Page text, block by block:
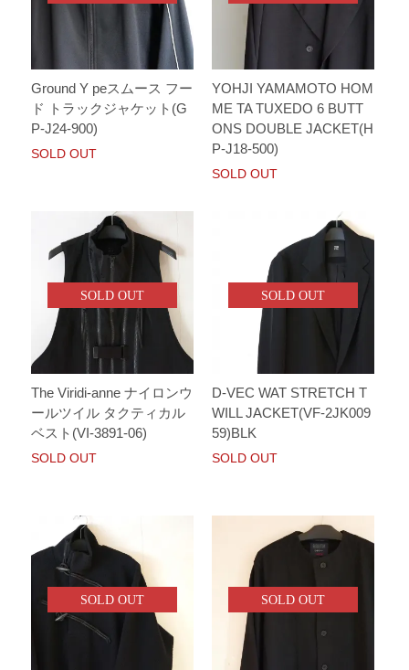
Ground Y peスムース フー
ド トラックジャケット(G
P-J24-900)
SOLD OUT
YOHJI YAMAMOTO HOM
ME TA TUXEDO 6 BUTT
ONS DOUBLE JACKET(H
P-J18-500)
SOLD OUT
SOLD OUT
The Viridi-anne ナイロンウ
ールツイル タクティカル
ベスト(VI-3891-06)
SOLD OUT
SOLD OUT
D-VEC WAT STRETCH T
WILL JACKET(VF-2JK009
59)BLK
SOLD OUT
SOLD OUT SOLD OUT